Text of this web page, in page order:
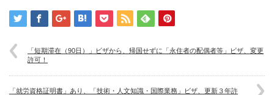
「短期滞在（90日）」ビザから、帰国せずに「永住者の配偶者等」ビザ、変更
許可！
「就労資格証明書」あり、「技術・人文知識・国際業務」ビザ、更新３年許